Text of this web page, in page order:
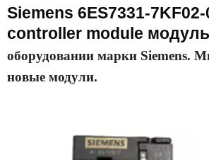
Siemens 6ES7331-
controller module модуль
оборудовании марки Siemens.
новые модули.